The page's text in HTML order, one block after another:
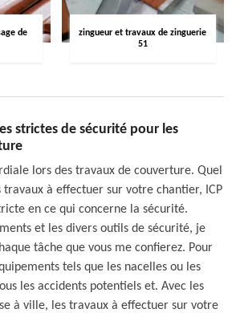
de
zingueur et travaux de zinguerie
51
strictes de sécurité pour les
lors des travaux de couverture. Quel
à effectuer sur votre chantier, ICP
en ce qui concerne la sécurité.
et les divers outils de sécurité, je
tâche que vous me confierez. Pour
tels que les nacelles ou les
les accidents potentiels et. Avec les
à ville, les travaux à effectuer sur votre